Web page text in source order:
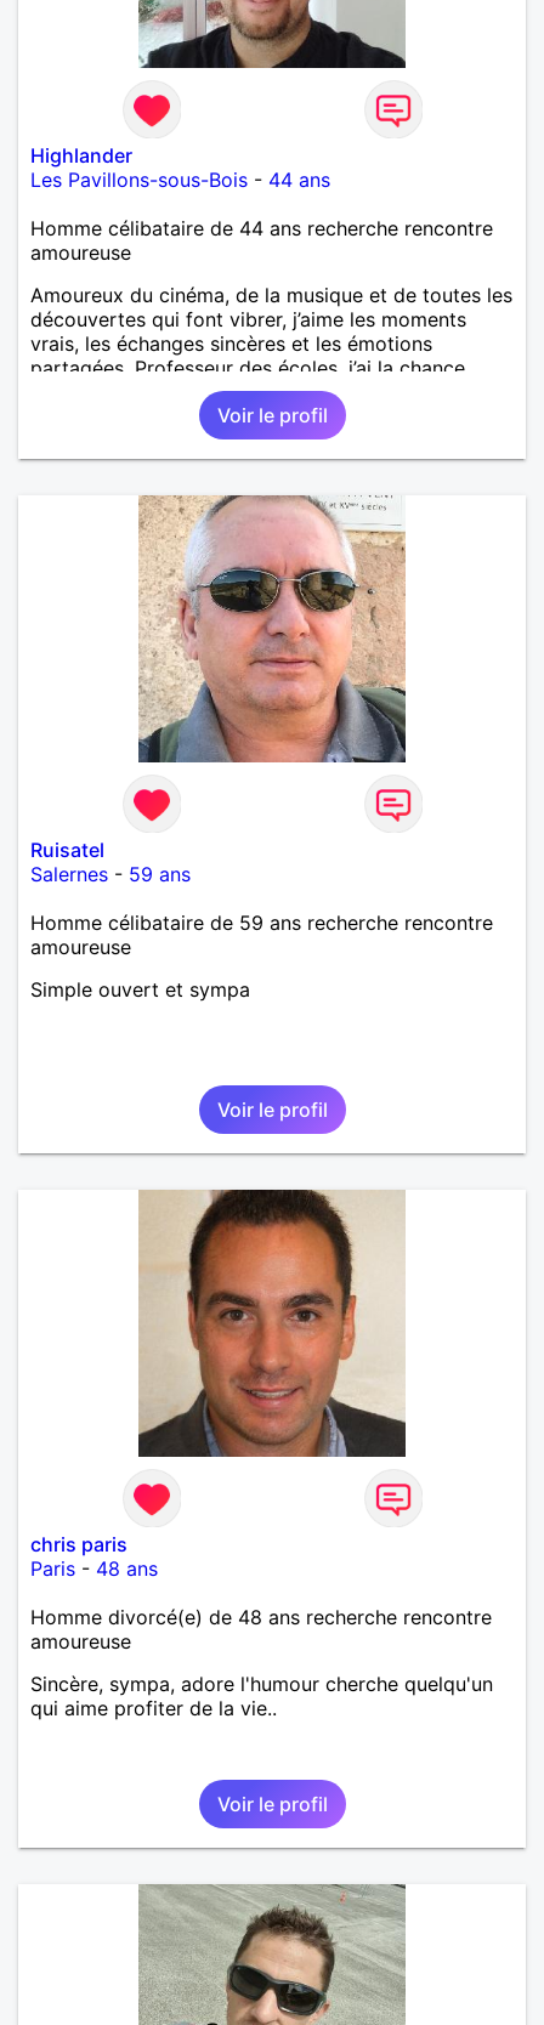
Highlander
Les Pavillons-sous-Bois - 44 ans
Homme célibataire de 44 ans recherche rencontre
amoureuse
Amoureux du cinéma, de la musique et de toutes les
découvertes qui font vibrer, j’aime les moments
vrais, les échanges sincères et les émotions
partagées. Professeur des écoles, j’ai la chance
d’exercer un métier qui me ressemble : transmettre,
éveiller, encourager. Il y a quelque chose de
précieux dans la sincérité des enfants qu’on perd
parfois en grandissant. J’écris aussi un roman — un
avec beaucoup d’envie, entre imagination et quête
de sens. Entre un bon film, un concert, un resto
improvisé ou une soirée plus tranquille à refaire le
monde, je suis partant. Je recherche une femme
authentique, curieuse, avec qui partager autant les
discussions que les moments simples. Si tu aimes
t’émerveiller et créer une belle complicité, faisons
connaissance.
Voir le profil
Ruisatel
Salernes - 59 ans
Homme célibataire de 59 ans recherche rencontre
amoureuse
Simple ouvert et sympa
Voir le profil
chris paris
Paris - 48 ans
Homme divorcé(e) de 48 ans recherche rencontre
amoureuse
Sincère, sympa, adore l'humour cherche quelqu'un
qui aime profiter de la vie..
Voir le profil